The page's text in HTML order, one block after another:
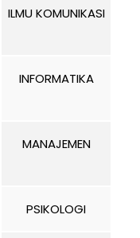
ILMU KOMUNIKASI
INFORMATIKA
MANAJEMEN
PSIKOLOGI